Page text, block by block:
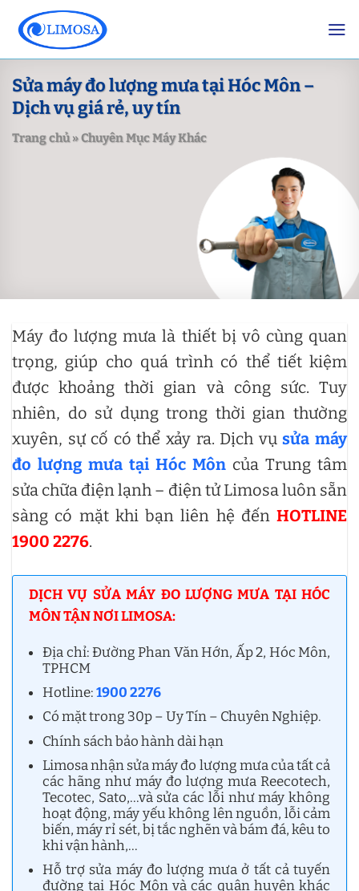
content
Sửa máy đo lượng mưa tại Hóc Môn –
Dịch vụ giá rẻ, uy tín
Trang chủ»Chuyên Mục Máy Khác
Máy đo lượng mưa là thiết bị vô cùng quan
trọng, giúp cho quá trình có thể tiết kiệm
được khoảng thời gian và công sức. Tuy
nhiên, do sử dụng trong thời gian thường
xuyên, sự cố có thể xảy ra. Dịch vụsửa máy
đo lượng mưa tại Hóc Môn của Trung tâm
sửa chữa điện lạnh – điện tử Limosa luôn sẵn
sàng có mặt khi bạn liên hệ đến HOTLINE
1900 2276.
DỊCH VỤ SỬA MÁY ĐO LƯỢNG MƯA TẠI HÓC
MÔN TẬN NƠI LIMOSA:
Địa chỉ: Đường Phan Văn Hớn, Ấp 2, Hóc Môn,
TPHCM
Hotline:1900 2276
Có mặt trong 30p – Uy Tín – Chuyên Nghiệp.
Chính sách bảo hành dài hạn
Limosa nhận sửa máy đo lượng mưa của tất cả
các hãng như máy đo lượng mưa Reecotech,
Tecotec, Sato,…và sửa các lỗi như máy không
hoạt động, máy yếu không lên nguồn, lỗi cảm
biến, máy rỉ sét, bị tắc nghẽn và bám đá, kêu to
khi vận hành,…
Hỗ trợ sửa máy đo lượng mưa ở tất cả tuyến
đường tại Hóc Môn và các quận huyện khác